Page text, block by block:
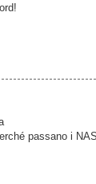
passano i